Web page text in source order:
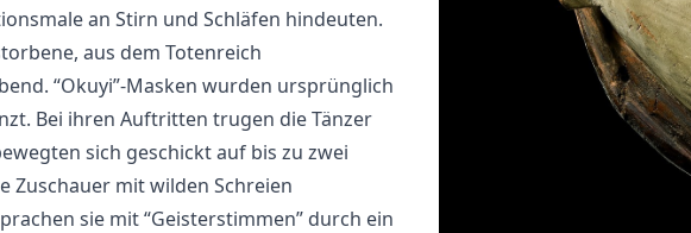
an Stirn und Schläfen hindeuten.
aus dem Totenreich
“Okuyi”-Masken wurden ursprünglich
Bei ihren Auftritten trugen die Tänzer
sich geschickt auf bis zu zwei
Zuschauer mit wilden Schreien
sie mit “Geisterstimmen” durch ein